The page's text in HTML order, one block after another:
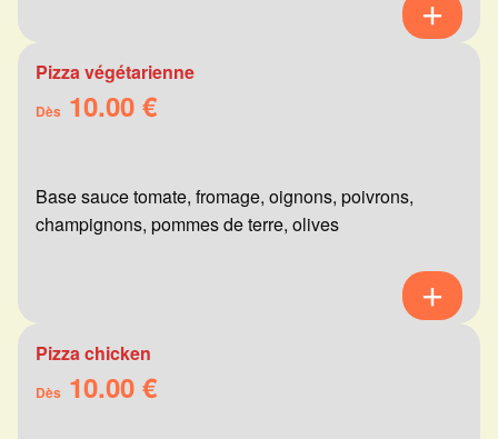
Pizza végétarienne
Dès 10.00 €
Base sauce tomate, fromage, oignons, poivrons,
champignons, pommes de terre, olives
Pizza chicken
Dès 10.00 €